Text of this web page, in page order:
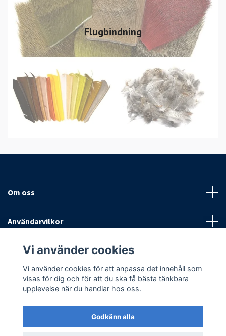
Flugbindning
Om oss
Användarvilkor
Sociala medier
Vi använder cookies
Vi använder cookies för att anpassa det innehåll som
visas för dig och för att du ska få bästa tänkbara
upplevelse när du handlar hos oss.
Godkänn alla